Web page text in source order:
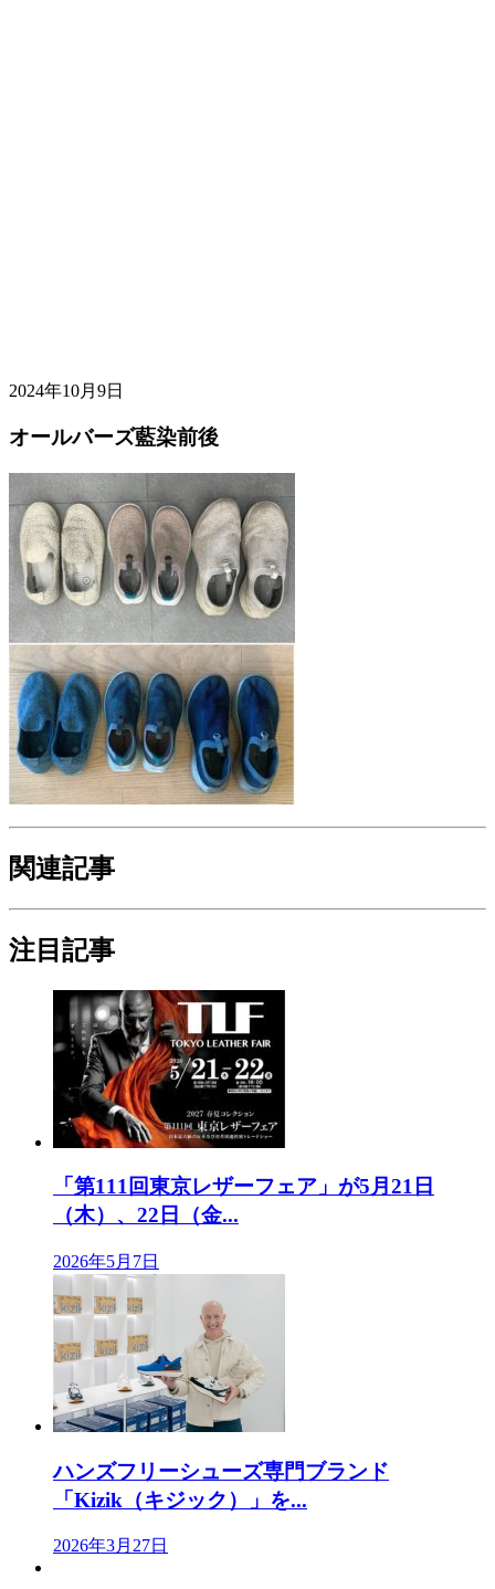
2024年10月9日
オールバーズ藍染前後
関連記事
注目記事
「第111回東京レザーフェア」が5月21日
（木）、22日（金...
2026年5月7日
ハンズフリーシューズ専門ブランド
「Kizik（キジック）」を...
2026年3月27日